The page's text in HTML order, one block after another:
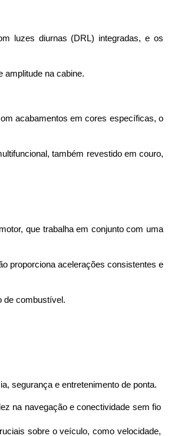
luzes diurnas (DRL) integradas, e os
amplitude na cabine.
acabamentos em cores específicas, o
também revestido em couro,
que trabalha em conjunto com uma
proporciona acelerações consistentes e
de combustível.
segurança e entretenimento de ponta.
na navegação e conectividade sem fio
sobre o veículo, como velocidade,